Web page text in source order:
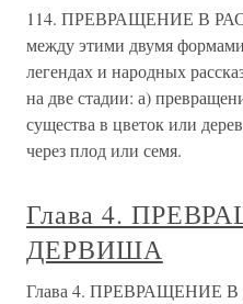
114. ПРЕВРАЩЕНИЕ В
между этими двумя
легендах и народных
на две стадии: а)
существа в цветок или
через плод или семя.
Глава 4.
ДЕРВИША
Глава 4. ПРЕВРАЩЕНИЕ